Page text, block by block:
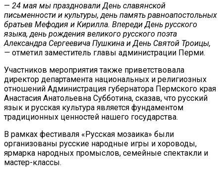
— 24 мая мы праздновали День славянской
письменности и культуры, день память равноапостольных
братьев Мефодия и Кирилла. Впереди День русского
языка, день рождения великого русского поэта
Александра Сергеевича Пушкина и День Святой Троицы,
— отметил заместитель главы администрации Перми.
Участников мероприятия также приветствовала
директор департамента национальных и религиозных
отношений Администрация губернатора Пермского края
Анастасия Анатольевна Субботина, сказав, что русский
язык и русская культура является фундаментом
традиционных ценностей нашего государства.
В рамках фестиваля «Русская мозаика» были
организованы русские народные игры и хороводы,
ярмарка народных промыслов, семейные спектакли и
мастер-классы.